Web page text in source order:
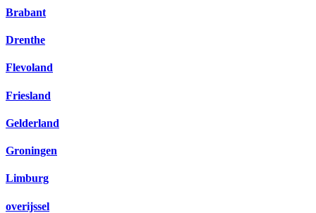
Brabant
Drenthe
Flevoland
Friesland
Gelderland
Groningen
Limburg
overijssel